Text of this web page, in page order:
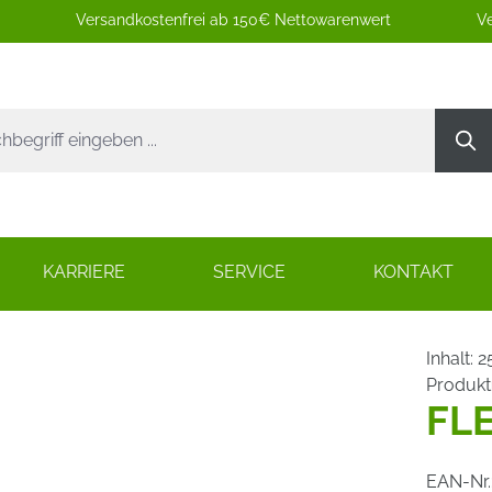
Versandkostenfrei ab 150€ Nettowarenwert
KARRIERE SERVICE KONTAKT
Inhalt:
EAN-Nr.: